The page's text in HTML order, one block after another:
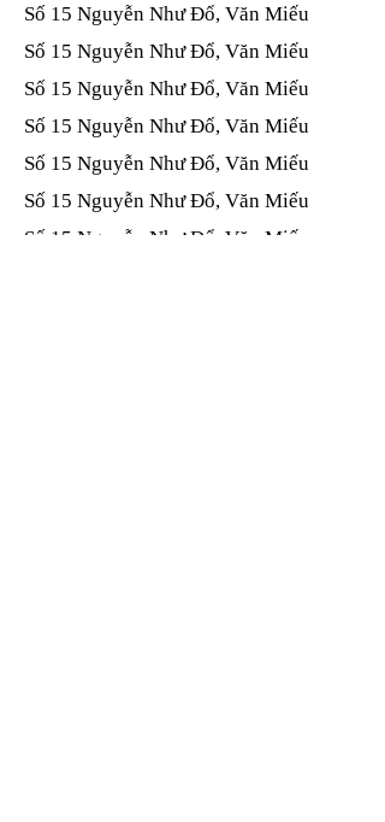
Số 15 Nguyễn Như Đổ, Văn Miếu​​​​
Số 15 Nguyễn Như Đổ, Văn Miếu​​​​
Số 15 Nguyễn Như Đổ, Văn Miếu​​​​
Số 15 Nguyễn Như Đổ, Văn Miếu​​​​
Số 15 Nguyễn Như Đổ, Văn Miếu​​​​
Số 15 Nguyễn Như Đổ, Văn Miếu​​​​
Số 15 Nguyễn Như Đổ, Văn Miếu​​​​